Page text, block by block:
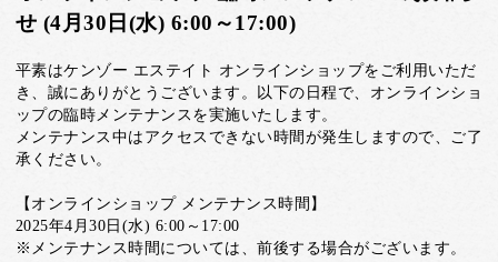
せ (4月30日(水) 6:00～17:00)
平素はケンゾー エステイト オンラインショップをご利用いただ
き、誠にありがとうございます。以下の日程で、オンラインショ
ップの臨時メンテナンスを実施いたします。
メンテナンス中はアクセスできない時間が発生しますので、ご了
承ください。
【オンラインショップ メンテナンス時間】
2025年4月30日(水) 6:00～17:00
※メンテナンス時間については、前後する場合がございます。